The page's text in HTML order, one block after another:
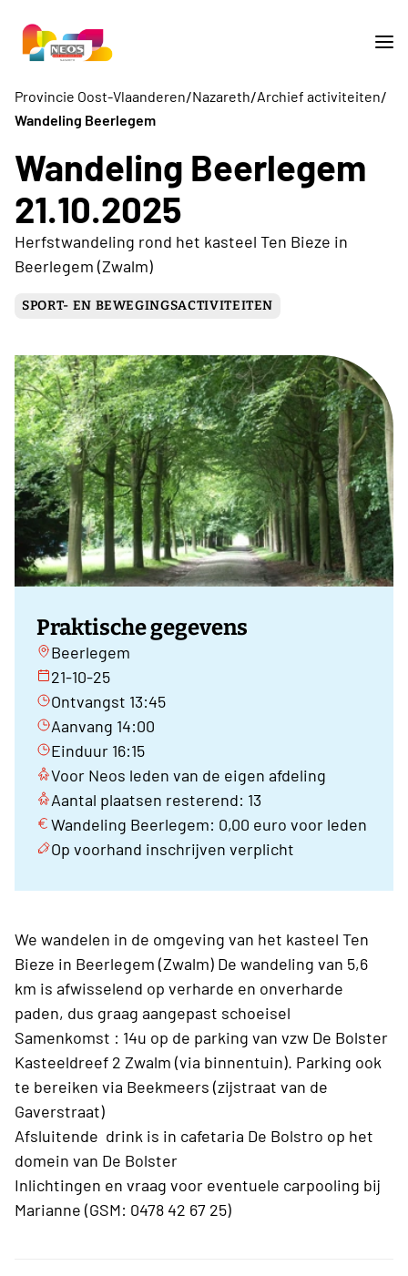
Provincie Oost-Vlaanderen/Nazareth/Archief activiteiten/
Wandeling Beerlegem
Wandeling Beerlegem
21.10.2025
Herfstwandeling rond het kasteel Ten Bieze in
Beerlegem (Zwalm)
SPORT- EN BEWEGINGSACTIVITEITEN
Praktische gegevens
Beerlegem
21-10-25
Ontvangst 13:45
Aanvang 14:00
Einduur 16:15
Voor Neos leden van de eigen afdeling
Aantal plaatsen resterend: 13
Wandeling Beerlegem: 0,00 euro voor leden
Op voorhand inschrijven verplicht
We wandelen in de omgeving van het kasteel Ten
Bieze in Beerlegem (Zwalm) De wandeling van 5,6
km is afwisselend op verharde en onverharde
paden, dus graag aangepast schoeisel
Samenkomst : 14u op de parking van vzw De Bolster
Kasteeldreef 2 Zwalm (via binnentuin). Parking ook
te bereiken via Beekmeers (zijstraat van de
Gaverstraat)
Afsluitende drink is in cafetaria De Bolstro op het
domein van De Bolster
Inlichtingen en vraag voor eventuele carpooling bij
Marianne (GSM: 0478 42 67 25)